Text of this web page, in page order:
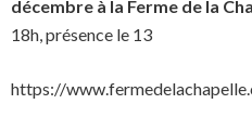
décembre à la Ferme de la
18h, présence le 13
https://